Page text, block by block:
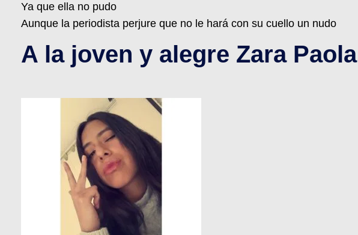
Ya que ella no pudo
Aunque la periodista perjure que no le hará con su cuello un nudo
A la joven y alegre Zara Paola